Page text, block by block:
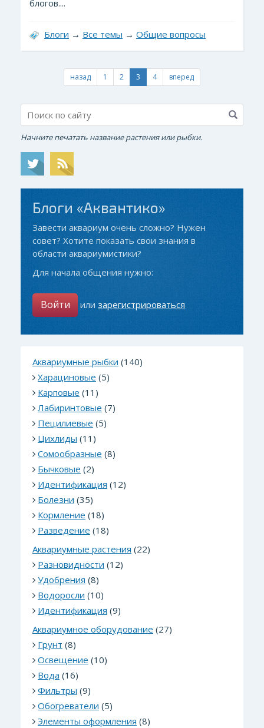
блогов....
Блоги → Все темы → Общие вопросы
назад 1 2 3 4 вперед
Начните печатать название растения или рыбки.
Блоги «Аквантико»
Завести аквариум очень сложно? Нужен
совет? Хотите показать свои знания в
области аквариумистики?
Для начала общения нужно:
Войти илизарегистрироваться
Аквариумные рыбки (140)
Харациновые (5)
Карповые (11)
Лабиринтовые (7)
Пецилиевые (5)
Цихлиды (11)
Сомообразные (8)
Бычковые (2)
Идентификация (12)
Болезни (35)
Кормление (18)
Разведение (18)
Аквариумные растения (22)
Разновидности (12)
Удобрения (8)
Водоросли (10)
Идентификация (9)
Аквариумное оборудование (27)
Грунт (8)
Освещение (10)
Вода (16)
Фильтры (9)
Обогреватели (5)
Элементы оформления (8)